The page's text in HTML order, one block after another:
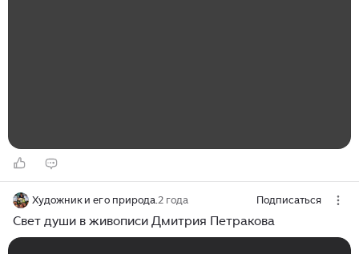
Художник и его природа.2 года Подписаться
Свет души в живописи Дмитрия Петракова